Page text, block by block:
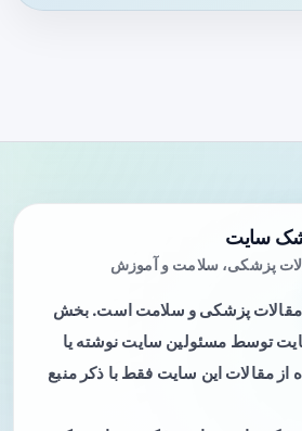
سایت
پزشکی، سلامت و آموزش
مقالات پزشکی و سلامت است. بخش
توسط مسئولین سایت نوشته یا
از مقالات این سایت فقط با ذکر منبع